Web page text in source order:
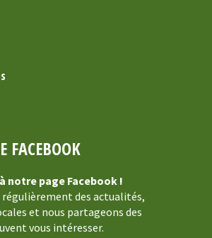
FACEBOOK
notre page Facebook !
régulièrement des actualités,
et nous partageons des
vous intéresser.